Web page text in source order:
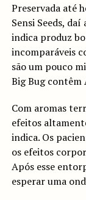
Preservada até
Sensi Seeds,
indica produz
incomparáveis
são um pouco
Big Bug
Com aromas
efeitos
indica. Os
os efeitos
Após esse
esperar uma